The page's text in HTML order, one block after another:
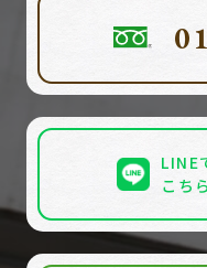
LINE
こちら